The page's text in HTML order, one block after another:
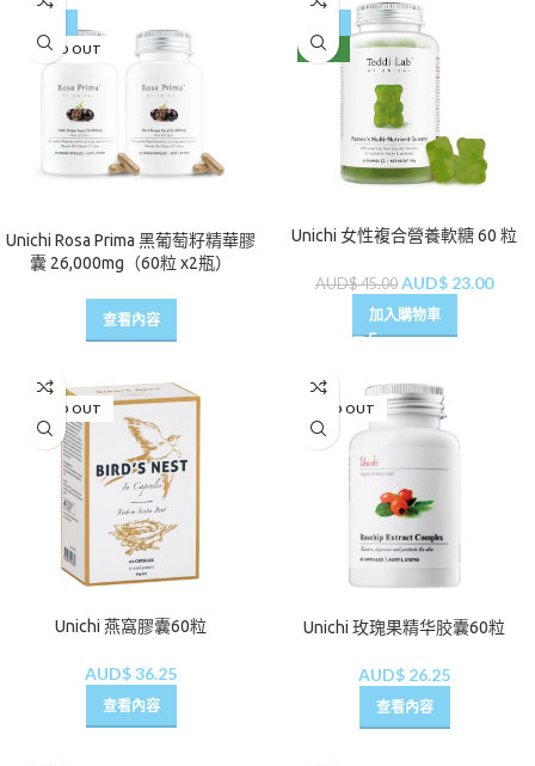
SOLD OUT
Unichi Rosa Prima 黑葡萄籽精華膠
囊 26,000mg（60粒 x2瓶）
查看內容
NEW
Unichi 女性複合營養軟糖 60 粒
AUD$45.00 AUD$ 23.00
加入購物車
SOLD OUT
Unichi 燕窩膠囊60粒
AUD$36.25
查看內容
SOLD OUT
Unichi 玫瑰果精华胶囊60粒
AUD$ 26.25
查看內容